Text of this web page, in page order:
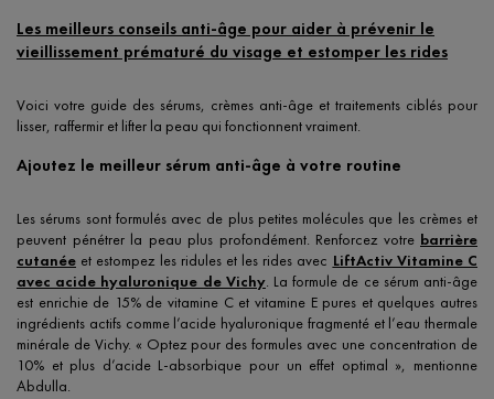
Les meilleurs conseils anti-âge pour aider à prévenir le
vieillissement prématuré du visage et estomper les rides
Voici votre guide des sérums, crèmes anti-âge et traitements ciblés pour
lisser, raffermir et lifter la peau qui fonctionnent vraiment.
Ajoutez le meilleur sérum anti-âge à votre routine
Les sérums sont formulés avec de plus petites molécules que les crèmes et
peuvent pénétrer la peau plus profondément. Renforcez votre barrière
cutanée et estompez les ridules et les rides avec LiftActiv Vitamine C
avec acide hyaluronique de Vichy. La formule de ce sérum anti-âge
est enrichie de 15% de vitamine C et vitamine E pures et quelques autres
ingrédients actifs comme l’acide hyaluronique fragmenté et l’eau thermale
minérale de Vichy. « Optez pour des formules avec une concentration de
10% et plus d’acide L-absorbique pour un effet optimal », mentionne
Abdulla.